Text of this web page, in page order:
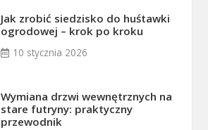
Jak zrobić siedzisko do huśtawki
ogrodowej – krok po kroku
10 stycznia 2026
Wymiana drzwi wewnętrznych na
stare futryny: praktyczny
przewodnik